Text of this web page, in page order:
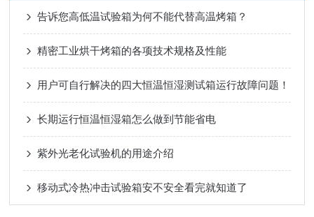
告诉您高低温试验箱为何不能代替高温烤箱？
精密工业烘干烤箱的各项技术规格及性能
用户可自行解决的四大恒温恒湿测试箱运行故障问题！
长期运行恒温恒湿箱怎么做到节能省电
紫外光老化试验机的用途介绍
移动式冷热冲击试验箱安不安全看完就知道了